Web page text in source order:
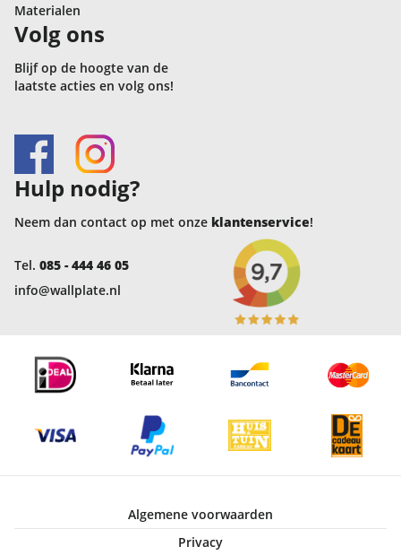
Materialen
Volg ons
Blijf op de hoogte van de
laatste acties en volg ons!
Hulp nodig?
Neem dan contact op met onze klantenservice!
Tel. 085 - 444 46 05
info@wallplate.nl
Algemene voorwaarden
Privacy